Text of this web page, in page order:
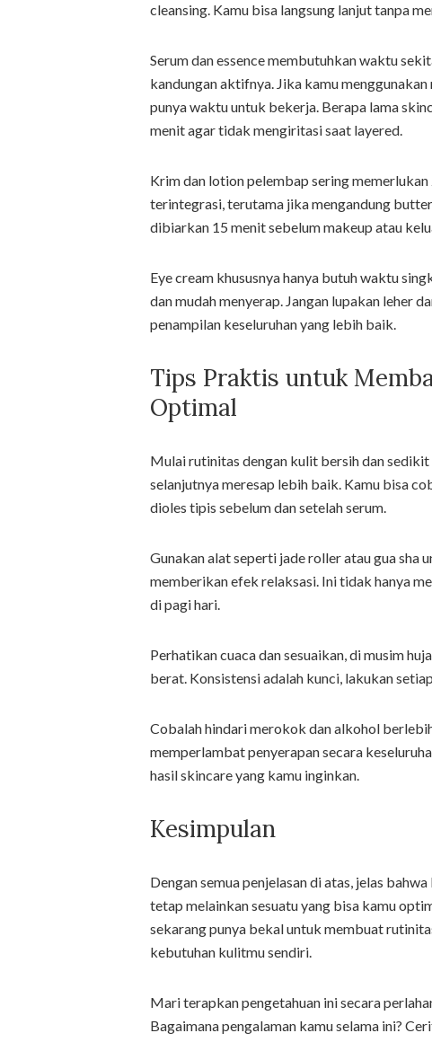
cleansing. Kamu bisa langsung lanjut tanpa
Serum dan essence membutuhkan waktu
kandungan aktifnya. Jika kamu
punya waktu untuk bekerja. Berapa lama
menit agar tidak mengiritasi saat layered.
Krim dan lotion pelembap sering
terintegrasi, terutama jika mengandung
dibiarkan 15 menit sebelum makeup atau
Eye cream khususnya hanya butuh waktu
dan mudah menyerap. Jangan lupakan leher
penampilan keseluruhan yang lebih baik.
Tips Praktis untuk
Optimal
Mulai rutinitas dengan kulit bersih dan
selanjutnya meresap lebih baik. Kamu bisa
dioles tipis sebelum dan setelah serum.
Gunakan alat seperti jade roller atau gua sha
memberikan efek relaksasi. Ini tidak hanya
di pagi hari.
Perhatikan cuaca dan sesuaikan, di musim
berat. Konsistensi adalah kunci, lakukan
Cobalah hindari merokok dan alkohol
memperlambat penyerapan secara
hasil skincare yang kamu inginkan.
Kesimpulan
Dengan semua penjelasan di atas, jelas
tetap melainkan sesuatu yang bisa kamu
sekarang punya bekal untuk membuat
kebutuhan kulitmu sendiri.
Mari terapkan pengetahuan ini secara
Bagaimana pengalaman kamu selama ini?